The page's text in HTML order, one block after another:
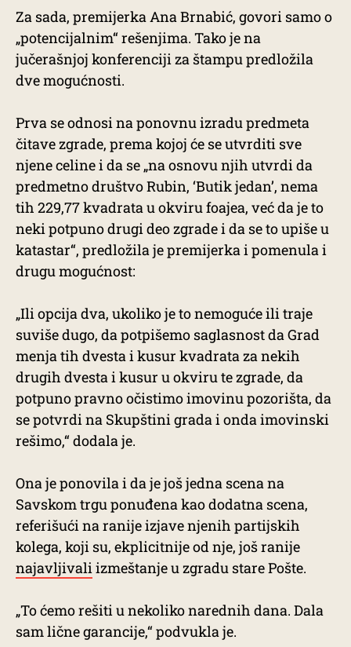
Za sada, premijerka Ana Brnabić, govori samo o
„potencijalnim“ rešenjima. Tako je na
jučerašnjoj konferenciji za štampu predložila
dve mogućnosti.
Prva se odnosi na ponovnu izradu predmeta
čitave zgrade, prema kojoj će se utvrditi sve
njene celine i da se „na osnovu njih utvrdi da
predmetno društvo Rubin, ‘Butik jedan’, nema
tih 229,77 kvadrata u okviru foajea, već da je to
neki potpuno drugi deo zgrade i da se to upiše u
katastar“, predložila je premijerka i pomenula i
drugu mogućnost:
„Ili opcija dva, ukoliko je to nemoguće ili traje
suviše dugo, da potpišemo saglasnost da Grad
menja tih dvesta i kusur kvadrata za nekih
drugih dvesta i kusur u okviru te zgrade, da
potpuno pravno očistimo imovinu pozorišta, da
se potvrdi na Skupštini grada i onda imovinski
rešimo,“ dodala je.
Ona je ponovila i da je još jedna scena na
Savskom trgu ponuđena kao dodatna scena,
referišući na ranije izjave njenih partijskih
kolega, koji su, ekplicitnije od nje, još ranije
najavljivaliizmeštanje u zgradu stare Pošte.
„To ćemo rešiti u nekoliko narednih dana. Dala
sam lične garancije,“ podvukla je.